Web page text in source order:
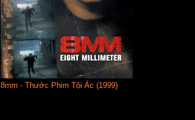
8mm - Thước Phim Tội Ác (1999)